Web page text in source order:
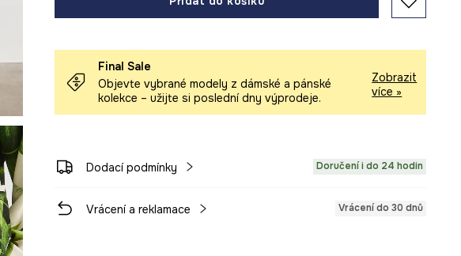
Final Sale
Objevte vybrané modely z dámské a pánské
kolekce – užijte si poslední dny výprodeje.
Zobrazit
více »
Dodací podmínky Doručení i do 24 hodin
Vrácení a reklamace Vrácení do 30 dnů